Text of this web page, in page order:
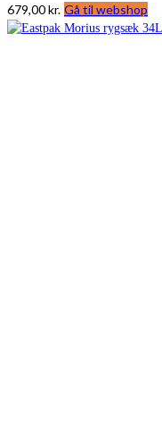
679,00kr. Gå til webshop